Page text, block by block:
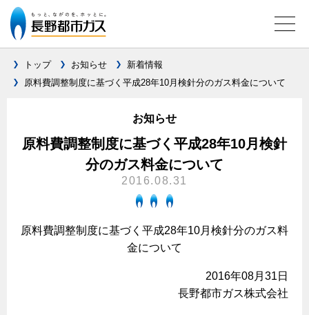
料金表
ご請求とお支払いについて
口座振替によるお支払い
設備別に比較する
ガスコンロとIHクッキングヒーターの比較
調理性
オススメの商品一覧
キッチンをリフォーム
トップ お知らせ
新着情報
原料費調整制度に基づく平成28年10月検針分のガス料金について
お知らせ
原料費調整制度に基づく平成28年10月検針
分のガス料金について
2016.08.31
原料費調整制度に基づく平成28年10月検針分のガス料
金について
2016年08月31日
長野都市ガス株式会社